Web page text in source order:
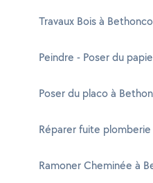
Travaux Bois à
Peindre - Poser du
Poser du placo à
Réparer fuite
Ramoner Cheminée à